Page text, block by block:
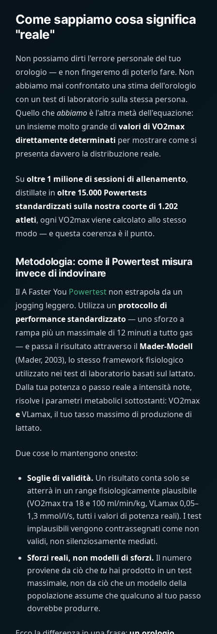
Come sappiamo cosa significa
"reale"
Non possiamo dirti l'errore personale del tuo
orologio — e non fingeremo di poterlo fare. Non
abbiamo mai confrontato una stima dell'orologio
con un test di laboratorio sulla stessa persona.
Quello cheabbiamo è l'altra metà dell'equazione:
un insieme molto grande di valori di VO2max
direttamente determinati per mostrare come si
presenta davvero la distribuzione reale.
Su oltre 1 milione di sessioni di allenamento,
distillate in oltre 15.000 Powertests
standardizzati sulla nostra coorte di 1.202
atleti, ogni VO2max viene calcolato allo stesso
modo — e questa coerenza è il punto.
Metodologia: come il Powertest misura
invece di indovinare
Il A Faster You Powertest non estrapoła da un
jogging leggero. Utilizza un protocollo di
performance standardizzato— uno sforzo a
rampa più un massimale di 12 minuti a tutto gas
— e passa il risultato attraverso il Mader-Modell
(Mader, 2003), lo stesso framework fisiologico
utilizzato nei test di laboratorio basati sul lattato.
Dalla tua potenza o passo reale a intensità note,
risolve i parametri metabolici sottostanti: VO2max
eVLamax, il tuo tasso massimo di produzione di
lattato.
Due cose lo mantengono onesto:
Soglie di validità. Un risultato conta solo se
atterrà in un range fisiologicamente plausibile
(VO2max tra 18 e 100 ml/min/kg, VLamax 0,05–
1,3 mmol/l/s, tutti i valori di potenza reali). I test
implausibili vengono contrassegnati come non
validi, non silenziosamente mediati.
Sforzi reali, non modelli di sforzi. Il numero
proviene da ciò chetu hai prodotto in un test
massimale, non da ciò che un modello della
popolazione assume che qualcuno al tuo passo
dovrebbe produrre.